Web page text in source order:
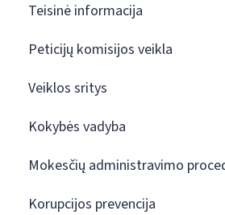
Teisinė informacija
Peticijų komisijos veikla
Veiklos sritys
Kokybės vadyba
Mokesčių administravimo
Korupcijos prevencija